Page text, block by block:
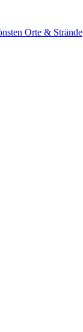
Orte & Strände